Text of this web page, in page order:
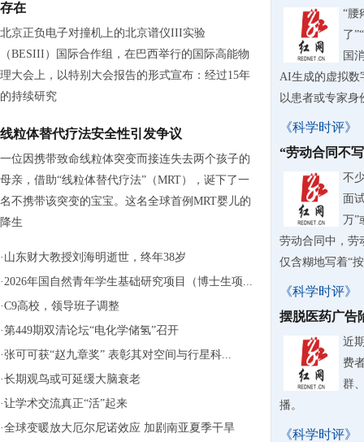
存在
北京正负电子对撞机上的北京谱仪III实验
（BESIII）国际合作组，在巴西举行的国际高能物
理大会上，以特别大会报告的形式宣布：经过15年
的持续研究
线粒体替代疗法安全性引发争议
一位因携带致命线粒体突变而接连失去两个孩子的
母亲，借助“线粒体替代疗法”（MRT），诞下了一
名不携带该突变的宝宝。这名全球首例MRT婴儿的
降生
· 山东财大教授刘海明逝世，终年38岁
·2026年国自然青年学生基础研究项目（博士生项...
·C9高校，领导班子调整
·第449期双清论坛“电化学储氢”召开
·张可可获“赵九章奖” 表彰其对空间与行星科...
·长期观鸟或可延缓大脑衰老
·让学术交流真正“活”起来
·全球变暖放大厄尔尼诺效应 加剧南亚夏季干旱
“腰
了
国
AI生成的虚拟数
以患者或专家身
《科学时评》
“劳动合同不
不
面
万”
劳动合同中，劳
仅含糊地写着“
《科学时评》
摆脱医药广告
近
费
群
播。
《科学时评》